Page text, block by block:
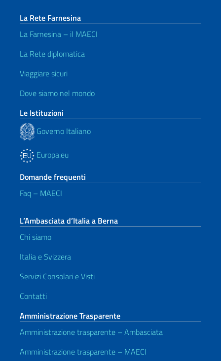
La Rete Farnesina
La Farnesina – il MAECI
La Rete diplomatica
Viaggiare sicuri
Dove siamo nel mondo
Le Istituzioni
Governo Italiano
Europa.eu
Domande frequenti
Faq – MAECI
L’Ambasciata d’Italia a Berna
Chi siamo
Italia e Svizzera
Servizi Consolari e Visti
Contatti
Amministrazione Trasparente
Amministrazione trasparente – Ambasciata
Amministrazione trasparente – MAECI